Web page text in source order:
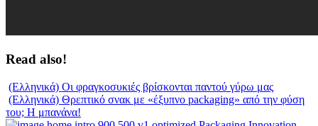
Read also!
(Ελληνικά) Οι φραγκοσυκιές βρίσκονται παντού γύρω μας
(Ελληνικά) Θρεπτικό σνακ με «έξυπνο packaging» από την φύση
του; Η μπανάνα!